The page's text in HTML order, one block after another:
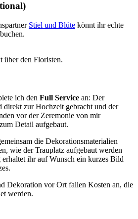
Stiel und Blüte könnt ihr echte
über den Floristen.
ich den Full Service an: Der
direkt zur Hochzeit gebracht und der
vor der Zeremonie von mir
Detail aufgebaut.
die Dekorationsmaterialien
wie der Trauplatz aufgebaut werden
ihr auf Wunsch ein kurzes Bild
Dekoration vor Ort fallen Kosten an, die
werden.